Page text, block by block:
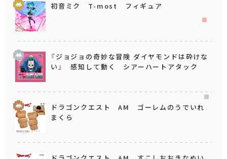
初音ミク T-most フィギュア
『ジョジョの奇妙な冒険 ダイヤモンドは砕けな
い』 感知して動く シアーハートアタック
ドラゴンクエスト AM ゴーレムのうでいれ
まくら